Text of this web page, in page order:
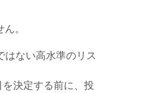
。
はない高水準のリス
決定する前に、投